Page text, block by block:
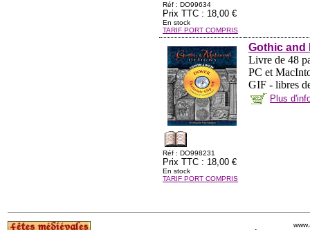
Réf : DO99634
Prix TTC : 18,00 €
En stock
TARIF PORT COMPRIS
Réf : DO998231
Prix TTC : 18,00 €
En stock
TARIF PORT COMPRIS
Gothic and
Livre de 48
PC et
GIF - libres
Plus